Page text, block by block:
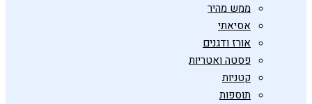
ממש מהיר
אסיאתי
אורז ודגנים
פסטה ואטריות
קטניות
תוספות